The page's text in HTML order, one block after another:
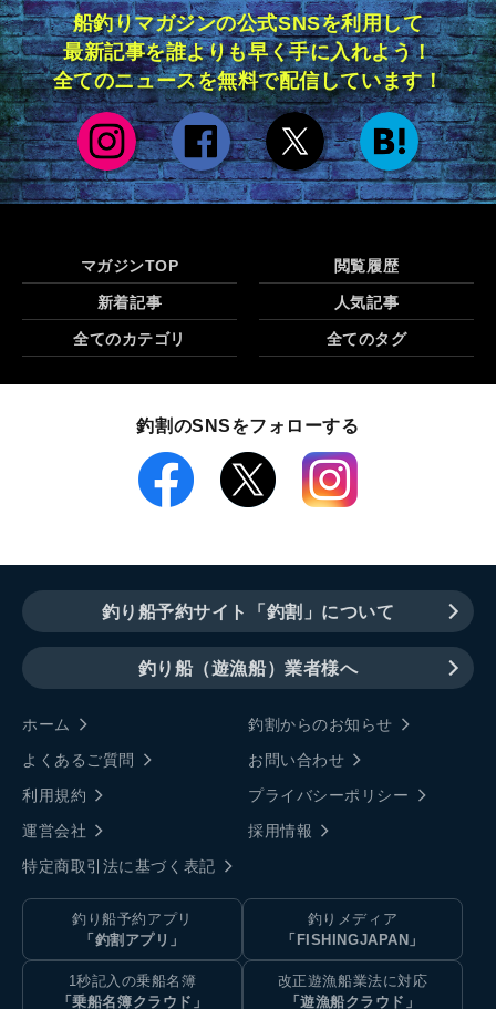
船釣りマガジンの公式SNSを利用して
最新記事を誰よりも早く手に入れよう！
全てのニュースを無料で配信しています！
マガジンTOP 閲覧履歴
新着記事 人気記事
全てのカテゴリ 全てのタグ
釣割のSNSをフォローする
釣り船予約サイト「釣割」について
釣り船（遊漁船）業者様へ
ホーム
釣割からのお知らせ
よくあるご質問
お問い合わせ
利用規約
プライバシーポリシー
運営会社
採用情報
特定商取引法に基づく表記
釣り船予約アプリ
「釣割アプリ」
釣りメディア
「FISHINGJAPAN」
1秒記入の乗船名簿
「乗船名簿クラウド」
改正遊漁船業法に対応
「遊漁船クラウド」